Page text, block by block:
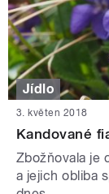
Jídlo
3. květen 2018
Kandované
Zbožňovala je
a jejich obliba